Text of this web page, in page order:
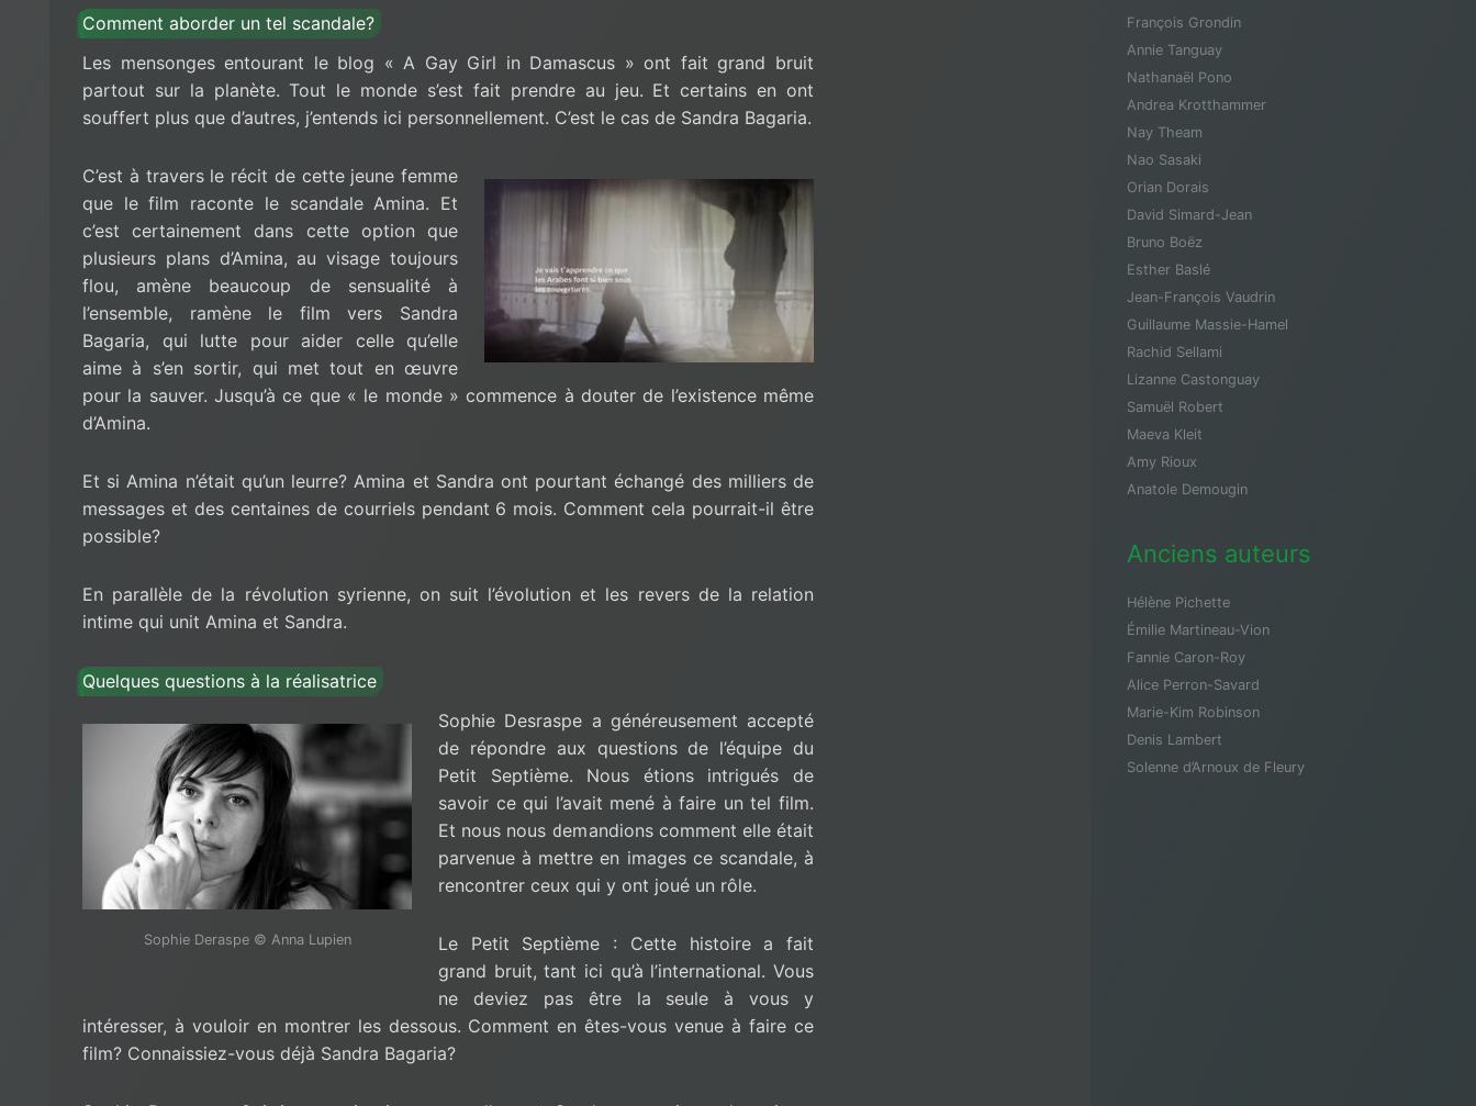
Comment aborder un tel scandale?
Les mensonges entourant le blog « A Gay Girl in Damascus » ont fait grand bruit
partout sur la planète. Tout le monde s’est fait prendre au jeu. Et certains en ont
souffert plus que d’autres, j’entends ici personnellement. C’est le cas de Sandra Bagaria.
C’est à travers le récit de cette jeune femme
que le film raconte le scandale Amina. Et
c’est certainement dans cette option que
plusieurs plans d’Amina, au visage toujours
flou, amène beaucoup de sensualité à
l’ensemble, ramène le film vers Sandra
Bagaria, qui lutte pour aider celle qu’elle
aime à s’en sortir, qui met tout en œuvre
pour la sauver. Jusqu’à ce que « le monde » commence à douter de l’existence même
d’Amina.
Et si Amina n’était qu’un leurre? Amina et Sandra ont pourtant échangé des milliers de
messages et des centaines de courriels pendant 6 mois. Comment cela pourrait-il être
possible?
En parallèle de la révolution syrienne, on suit l’évolution et les revers de la relation
intime qui unit Amina et Sandra.
Quelques questions à la réalisatrice
Sophie Deraspe © Anna Lupien
Sophie Desraspe a généreusement accepté
de répondre aux questions de l’équipe du
Petit Septième. Nous étions intrigués de
savoir ce qui l’avait mené à faire un tel film.
Et nous nous demandions comment elle était
parvenue à mettre en images ce scandale, à
rencontrer ceux qui y ont joué un rôle.
Le Petit Septième : Cette histoire a fait
grand bruit, tant ici qu’à l’international. Vous
ne deviez pas être la seule à vous y
intéresser, à vouloir en montrer les dessous. Comment en êtes-vous venue à faire ce
film? Connaissiez-vous déjà Sandra Bagaria?
François Grondin
Annie Tanguay
Nathanaël Pono
Andrea Krotthammer
Nay Theam
Nao Sasaki
Orian Dorais
David Simard-Jean
Bruno Boëz
Esther Baslé
Jean-François Vaudrin
Guillaume Massie-Hamel
Rachid Sellami
Lizanne Castonguay
Samuël Robert
Maeva Kleit
Amy Rioux
Anatole Demougin
Anciens auteurs
Hélène Pichette
Émilie Martineau-Vion
Fannie Caron-Roy
Alice Perron-Savard
Marie-Kim Robinson
Denis Lambert
Solenne d’Arnoux de Fleury